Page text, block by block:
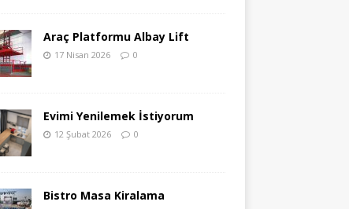
Araç Platformu Albay Lift
17 Nisan 2026 0
Evimi Yenilemek İstiyorum
12 Şubat 2026 0
Bistro Masa Kiralama